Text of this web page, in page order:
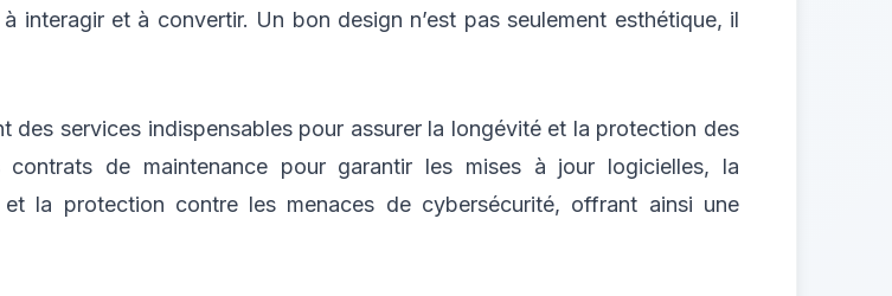
interagir et à convertir. Un bon design n’est pas seulement esthétique, il
des services indispensables pour assurer la longévité et la protection des
de maintenance pour garantir les mises à jour logicielles, la
la protection contre les menaces de cybersécurité, offrant ainsi une